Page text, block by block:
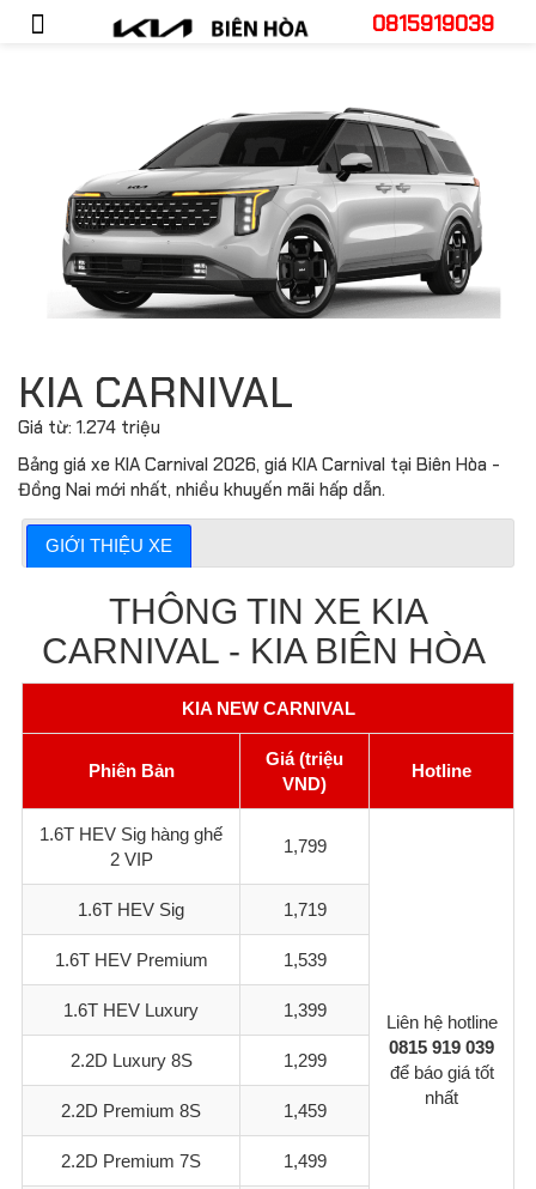
0815919039
KIA CARNIVAL
Giá từ: 1.274 triệu
Bảng giá xe KIA Carnival 2026, giá KIA Carnival tại Biên Hòa -
Đồng Nai mới nhất, nhiều khuyến mãi hấp dẫn.
GIỚI THIỆU XE
THÔNG TIN XE KIA
CARNIVAL - KIA BIÊN HÒA
KIA NEW CARNIVAL
Phiên Bản
Giá (triệu
VND)
Hotline
1.6T HEV Sig hàng ghế
2 VIP
1,799
Liên hệ hotline
0815 919 039
để báo giá tốt
nhất
1.6T HEV Sig 1,719
1.6T HEV Premium 1,539
1.6T HEV Luxury 1,399
2.2D Luxury 8S 1,299
2.2D Premium 8S 1,459
2.2D Premium 7S 1,499